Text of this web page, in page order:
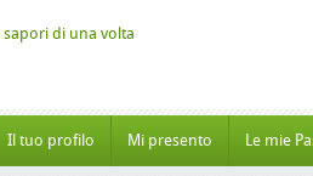
Il tuo profilo Mi presento Le mie